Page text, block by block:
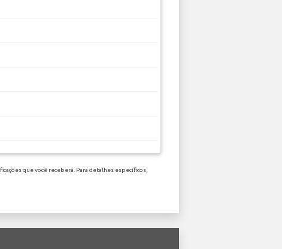
que você receberá. Para detalhes específicos,